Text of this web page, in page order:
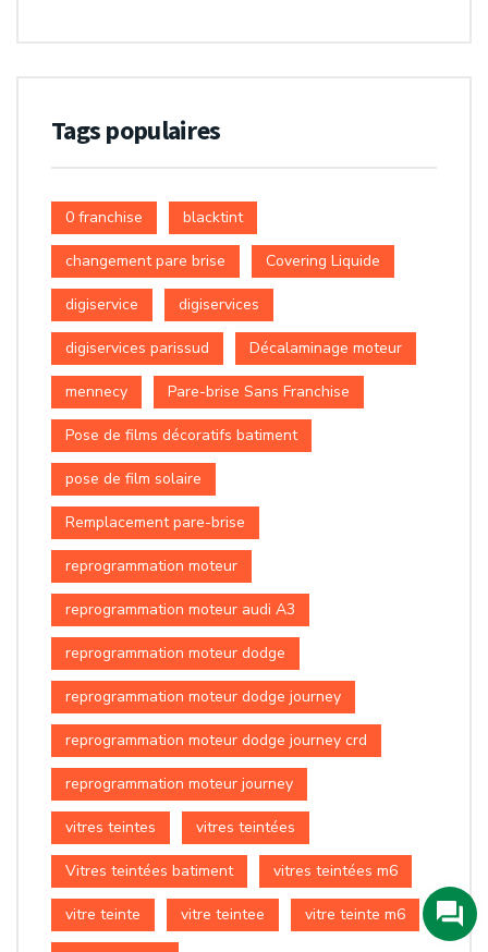
Tags populaires
0 franchise blacktint
changement pare brise Covering Liquide
digiservice digiservices
digiservices parissud Décalaminage moteur
mennecy Pare-brise Sans Franchise
Pose de films décoratifs batiment
pose de film solaire
Remplacement pare-brise
reprogrammation moteur
reprogrammation moteur audi A3
reprogrammation moteur dodge
reprogrammation moteur dodge journey
reprogrammation moteur dodge journey crd
reprogrammation moteur journey
vitres teintes vitres teintées
Vitres teintées batiment vitres teintées m6
vitre teinte vitre teintee vitre teinte m6